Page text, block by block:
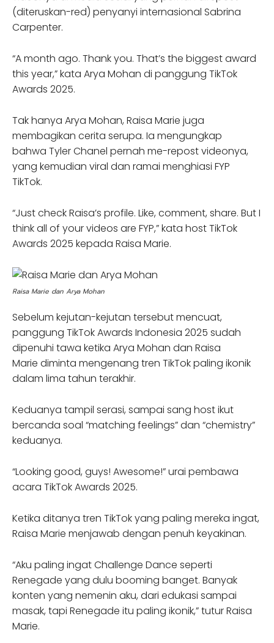
(diteruskan-red) penyanyi internasional Sabrina
Carpenter.
“A month ago. Thank you. That’s the biggest award
this year,” kata Arya Mohan di panggung TikTok
Awards 2025.
Tak hanya Arya Mohan, Raisa Marie juga
membagikan cerita serupa. Ia mengungkap
bahwa Tyler Chanel pernah me-repost videonya,
yang kemudian viral dan ramai menghiasi FYP
TikTok.
“Just check Raisa’s profile. Like, comment, share. But I
think all of your videos are FYP,” kata host TikTok
Awards 2025 kepada Raisa Marie.
Raisa Marie dan Arya Mohan
Sebelum kejutan-kejutan tersebut mencuat,
panggung TikTok Awards Indonesia 2025 sudah
dipenuhi tawa ketika Arya Mohan dan Raisa
Marie diminta mengenang tren TikTok paling ikonik
dalam lima tahun terakhir.
Keduanya tampil serasi, sampai sang host ikut
bercanda soal “matching feelings” dan “chemistry”
keduanya.
“Looking good, guys! Awesome!” urai pembawa
acara TikTok Awards 2025.
Ketika ditanya tren TikTok yang paling mereka ingat,
Raisa Marie menjawab dengan penuh keyakinan.
“Aku paling ingat Challenge Dance seperti
Renegade yang dulu booming banget. Banyak
konten yang nemenin aku, dari edukasi sampai
masak, tapi Renegade itu paling ikonik,” tutur Raisa
Marie.